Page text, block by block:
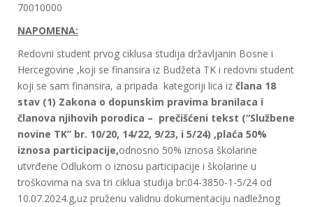
70010000
NAPOMENA:
Redovni student prvog ciklusa studija državljanin Bosne i
Hercegovine ,koji se finansira iz Budžeta TK i redovni student
koji se sam finansira, a pripada kategoriji lica iz člana 18
stav (1) Zakona o dopunskim pravima branilaca i
članova njihovih porodica – prečišćeni tekst (“Službene
novine TK” br. 10/20, 14/22, 9/23, i 5/24) ,plaća 50%
iznosa participacije,odnosno 50% iznosa školarine
utvrđene Odlukom o iznosu participacije i školarine u
troškovima na sva tri ciklua studija br:04-3850-1-5/24 od
10.07.2024.g,uz pruženu validnu dokumentaciju nadležnog